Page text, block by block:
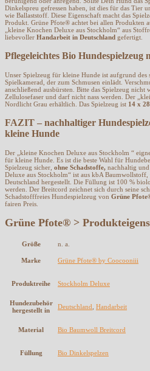
Dinkelspreu gefressen haben, ist dies für das
wie Ballaststoff. Diese Eigenschaft macht das
Produkt. Grüne Pfote® achtet bei allen Produkten
„kleine Knochen Deluxe aus Stockholm“ aus
liebevoller Handarbeit in Deutschland gefertigt.
Pflegeleichtes Bio
Unser Spielzeug für kleine Hunde ist aufgrund
Spielkamerad, der zum Schmusen einlädt.
anschließend ausbürsten. Bitte das Spielzeug nicht
Zellulosefaser und darf nicht nass werden. Der
Nordlicht Grau erhältlich. Das Spielzeug ist 14 x
FAZIT – nachhaltiger
kleine Hunde
Der „kleine Knochen Deluxe aus Stockholm “
für kleine Hunde. Es ist die beste Wahl für
Spielzeug sicher, ohne Schadstoffe, nachhaltig
Deluxe aus Stockholm“ ist aus kbA
Deutschland hergestellt. Die Füllung ist 100 %
werden. Der Breitcord zeichnet sich durch seine
Schadstofffreies Hundespielzeug von Grüne
fairen Preis.
Grüne Pfote® >
Größe n. a.
Marke Grüne Pfote® by Coocooniii
Produktreihe Stockholm Deluxe
Hundezubehör
hergestellt in
Deutschland Handarbeit
Material Bio Baumwoll Breitcord
Füllung Bio Dinkelspelzen